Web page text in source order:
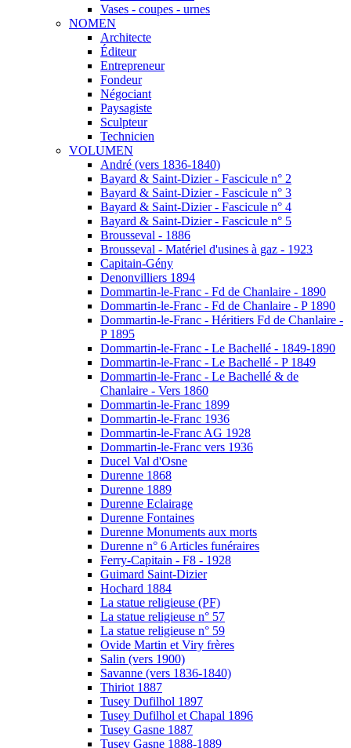
Vases - coupes - urnes
NOMEN
Architecte
Éditeur
Entrepreneur
Fondeur
Négociant
Paysagiste
Sculpteur
Technicien
VOLUMEN
André (vers 1836-1840)
Bayard & Saint-Dizier - Fascicule n° 2
Bayard & Saint-Dizier - Fascicule n° 3
Bayard & Saint-Dizier - Fascicule n° 4
Bayard & Saint-Dizier - Fascicule n° 5
Brousseval - 1886
Brousseval - Matériel d'usines à gaz - 1923
Capitain-Gény
Denonvilliers 1894
Dommartin-le-Franc - Fd de Chanlaire - 1890
Dommartin-le-Franc - Fd de Chanlaire - P 1890
Dommartin-le-Franc - Héritiers Fd de Chanlaire -
P 1895
Dommartin-le-Franc - Le Bachellé - 1849-1890
Dommartin-le-Franc - Le Bachellé - P 1849
Dommartin-le-Franc - Le Bachellé & de
Chanlaire - Vers 1860
Dommartin-le-Franc 1899
Dommartin-le-Franc 1936
Dommartin-le-Franc AG 1928
Dommartin-le-Franc vers 1936
Ducel Val d'Osne
Durenne 1868
Durenne 1889
Durenne Eclairage
Durenne Fontaines
Durenne Monuments aux morts
Durenne n° 6 Articles funéraires
Ferry-Capitain - F8 - 1928
Guimard Saint-Dizier
Hochard 1884
La statue religieuse (PF)
La statue religieuse n° 57
La statue religieuse n° 59
Ovide Martin et Viry frères
Salin (vers 1900)
Savanne (vers 1836-1840)
Thiriot 1887
Tusey Dufilhol 1897
Tusey Dufilhol et Chapal 1896
Tusey Gasne 1887
Tusey Gasne 1888-1889